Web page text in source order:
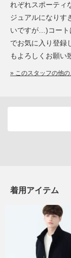
れぞれスポーティ
ジュアルになりす
いですが…)コート
でお気に入り登録
もよろしくお願い
» このスタッフの他
着用アイテム